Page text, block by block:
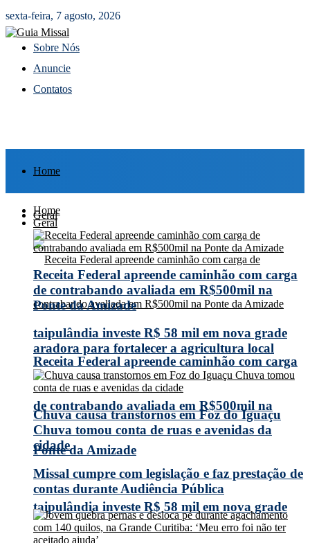
sexta-feira, 7 agosto, 2026
Sobre Nós
Anuncie
Contatos
Home
Geral
Receita Federal apreende caminhão com carga
de contrabando avaliada em R$500mil na
Ponte da Amizade
taipulândia investe R$ 58 mil em nova grade
Home
Geral
Receita Federal apreende caminhão com carga
de contrabando avaliada em R$500mil na
Ponte da Amizade
taipulândia investe R$ 58 mil em nova grade
aradora para fortalecer a agricultura local
Chuva causa transtornos em Foz do Iguaçu
Chuva tomou conta de ruas e avenidas da
cidade
Missal cumpre com legislação e faz prestação de
contas durante Audiência Pública